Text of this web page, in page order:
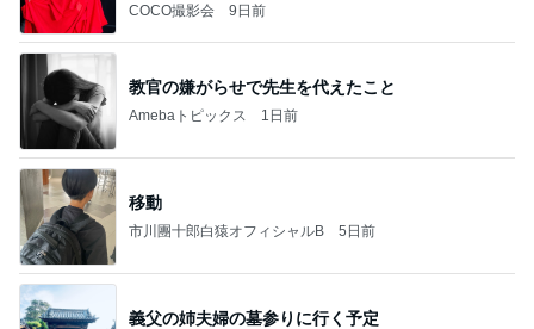
COCO撮影会 9日前
教官の嫌がらせで先生を代えたこと
Amebaトピックス 1日前
移動
市川團十郎白猿オフィシャルB 5日前
義父の姉夫婦の墓参りに行く予定